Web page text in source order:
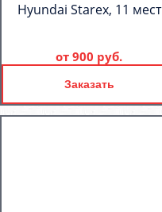
Hyundai Starex, 11 мест
от 900 руб.
Заказать